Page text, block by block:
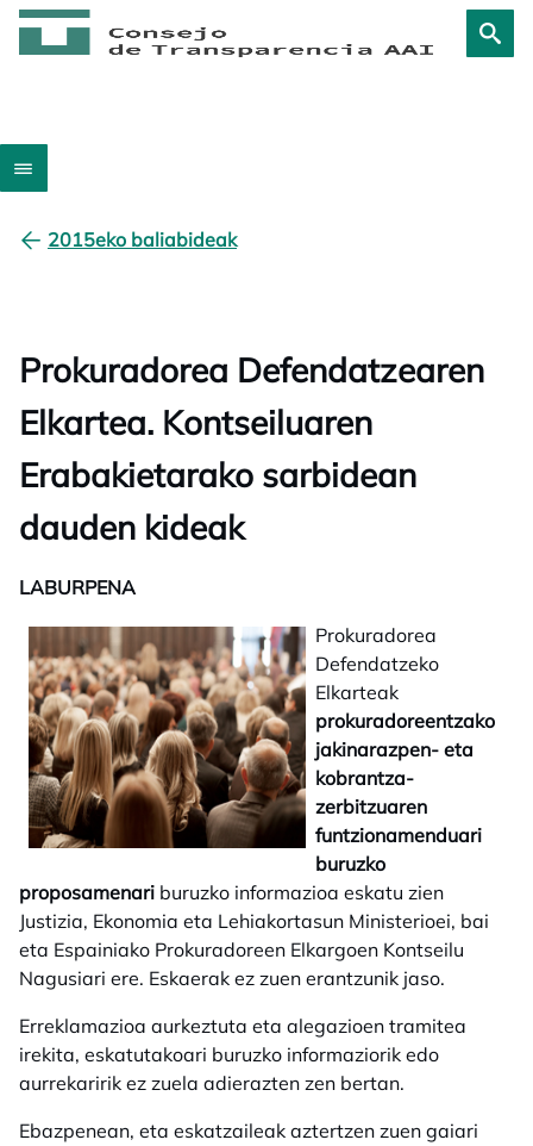
2015eko baliabideak
Prokuradorea Defendatzearen
Elkartea. Kontseiluaren
Erabakietarako sarbidean
dauden kideak
LABURPENA
Prokuradorea
Defendatzeko
Elkarteak
prokuradoreentzako
jakinarazpen- eta
kobrantza-
zerbitzuaren
funtzionamenduari
buruzko
proposamenari buruzko informazioa eskatu zien
Justizia, Ekonomia eta Lehiakortasun Ministerioei, bai
eta Espainiako Prokuradoreen Elkargoen Kontseilu
Nagusiari ere. Eskaerak ez zuen erantzunik jaso.
Erreklamazioa aurkeztuta eta alegazioen tramitea
irekita, eskatutakoari buruzko informaziorik edo
aurrekaririk ez zuela adierazten zen bertan.
Ebazpenean, eta eskatzaileak aztertzen zuen gaiari